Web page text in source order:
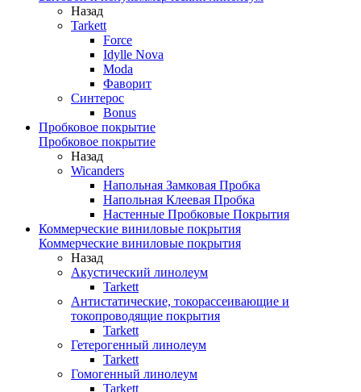
Назад
Tarkett
Force
Idylle Nova
Moda
Фаворит
Синтерос
Bonus
Пробковое покрытие
Пробковое покрытие
Назад
Wicanders
Напольная Замковая Пробка
Напольная Клеевая Пробка
Настенные Пробковые Покрытия
Коммерческие виниловые покрытия
Коммерческие виниловые покрытия
Назад
Акустический линолеум
Tarkett
Антистатические, токорассеивающие и
токопроводящие покрытия
Tarkett
Гетерогенный линолеум
Tarkett
Гомогенный линолеум
Tarkett